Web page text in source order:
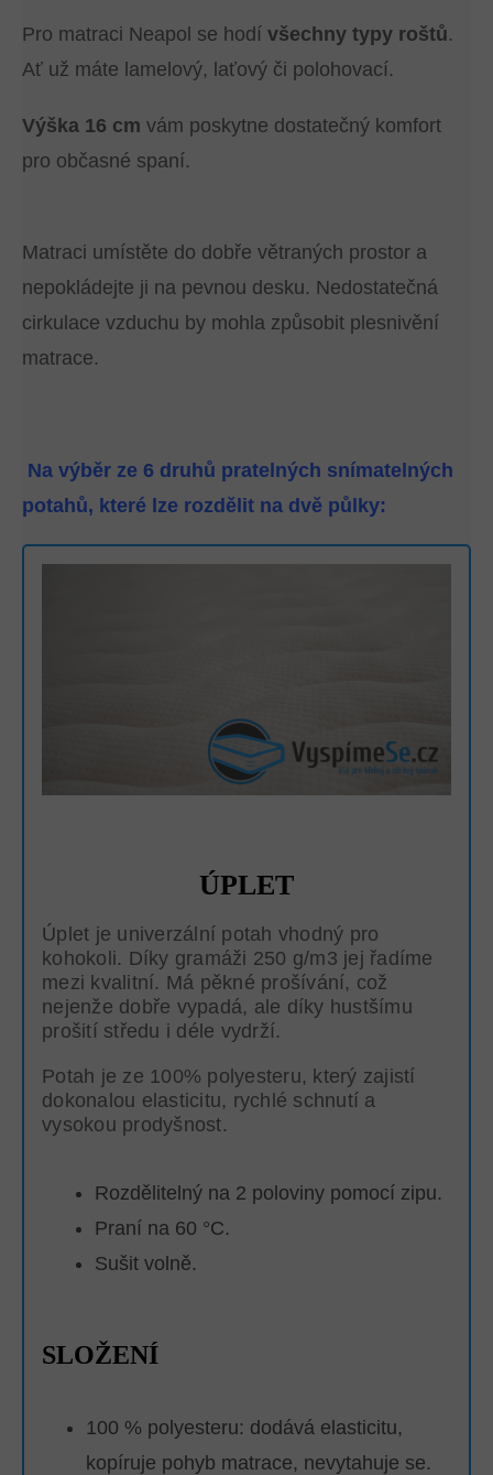
Pro matraci Neapol se hodí všechny typy roštů.
Ať už máte lamelový, laťový či polohovací.
Výška 16 cm vám poskytne dostatečný komfort
pro občasné spaní.
Matraci umístěte do dobře větraných prostor a
nepokládejte ji na pevnou desku. Nedostatečná
cirkulace vzduchu by mohla způsobit plesnivění
matrace.
Na výběr ze 6 druhů pratelných snímatelných
potahů, které lze rozdělit na dvě půlky:
ÚPLET
Úplet je univerzální potah vhodný pro
kohokoli. Díky gramáži 250 g/m3 jej řadíme
mezi kvalitní. Má pěkné prošívání, což
nejenže dobře vypadá, ale díky hustšímu
prošití středu i déle vydrží.
Potah je ze 100% polyesteru, který zajistí
dokonalou elasticitu, rychlé schnutí a
vysokou prodyšnost.
Rozdělitelný na 2 poloviny pomocí zipu.
Praní na 60 °C.
Sušit volně.
SLOŽENÍ
100 % polyesteru: dodává elasticitu,
kopíruje pohyb matrace, nevytahuje se.